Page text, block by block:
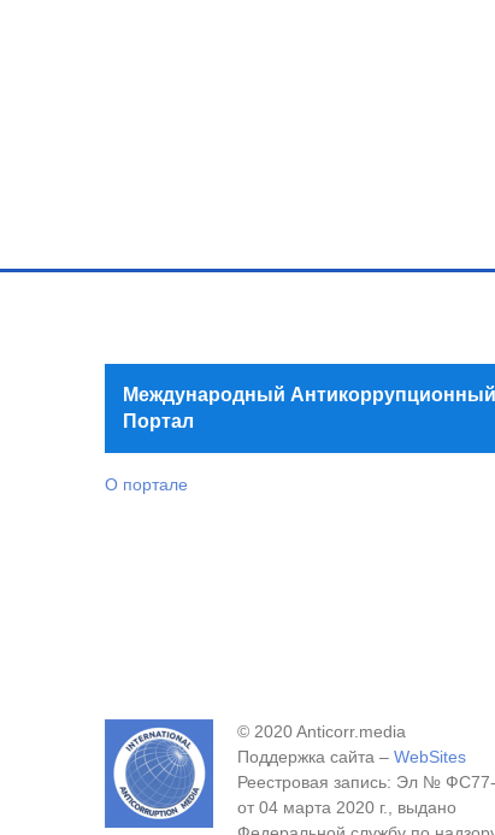
Международный Антикоррупционный
Портал
О портале
© 2020 Anticorr.media
Поддержка сайта – WebSites
Реестровая запись: Эл №
от 04 марта 2020 г., выдано